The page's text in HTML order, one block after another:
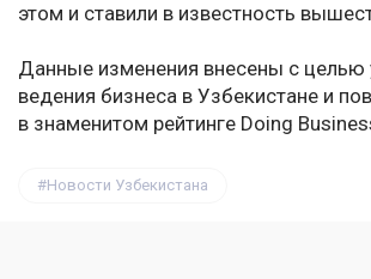
этом и ставили в известность
Данные изменения внесены с целью
ведения бизнеса в Узбекистане и
в знаменитом рейтинге Doing
Новости Узбекистана